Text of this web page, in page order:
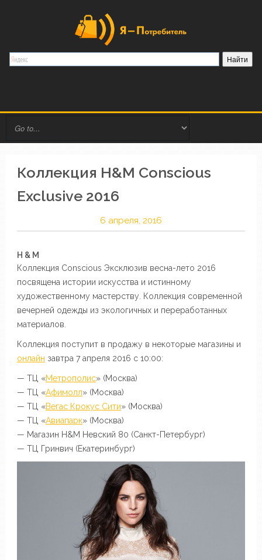
Коллекция H&M Conscious
Exclusive 2016
6 апреля, 2016
H & M
Коллекция Conscious Эксклюзив весна-лето 2016
поcвящена истории искусства и истинному
художественному мастерству. Коллекция современной
вечерней одежды из экологичных и переработанных
материалов.
Коллекция поступит в продажу в некоторые магазины и
онлайн завтра 7 апреля 2016 с 10:00:
— ТЦ «Метрополис» (Москва)
— ТЦ «Афимолл» (Москва)
— ТЦ «Вегас Крокус Сити» (Москва)
— ТЦ «Авиапарк» (Москва)
— Магазин H&M Невский 80 (Санкт-Петербург)
— ТЦ Гринвич (Екатеринбург)